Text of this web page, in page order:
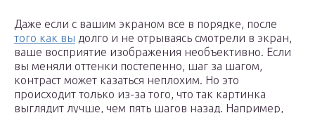
Даже если с вашим экраном все в порядке, после
того как вы долго и не отрываясь смотрели в экран,
ваше восприятие изображения необъективно. Если
вы меняли оттенки постепенно, шаг за шагом,
контраст может казаться неплохим. Но это
происходит только из-за того, что так картинка
выглядит лучше, чем пять шагов назад. Например,